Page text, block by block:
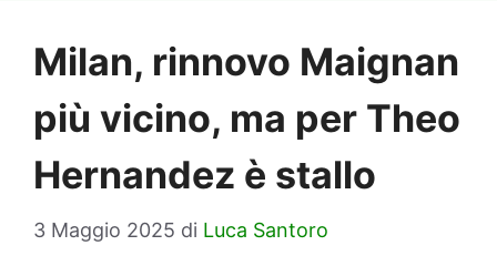
Milan, rinnovo Maignan
più vicino, ma per Theo
Hernandez è stallo
3 Maggio 2025 di Luca Santoro